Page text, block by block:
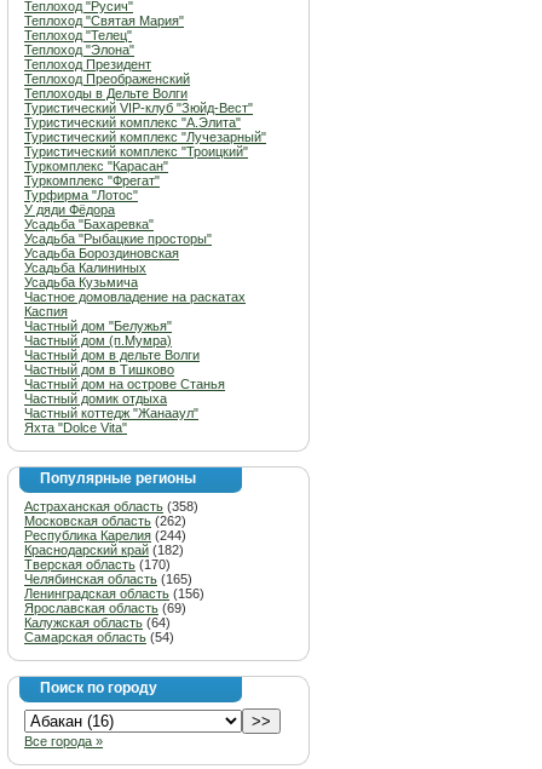
Теплоход "Русич"
Теплоход "Святая Мария"
Теплоход "Телец"
Теплоход "Элона"
Теплоход Президент
Теплоход Преображенский
Теплоходы в Дельте Волги
Туристический VIP-клуб "Зюйд-Вест"
Туристический комплекс "А.Элита"
Туристический комплекс "Лучезарный"
Туристический комплекс "Троицкий"
Туркомплекс "Карасан"
Туркомплекс "Фрегат"
Турфирма "Лотос"
У дяди Фёдора
Усадьба "Бахаревка"
Усадьба "Рыбацкие просторы"
Усадьба Бороздиновская
Усадьба Калининых
Усадьба Кузьмича
Частное домовладение на раскатах
Каспия
Частный дом "Белужья"
Частный дом (п.Мумра)
Частный дом в дельте Волги
Частный дом в Тишково
Частный дом на острове Станья
Частный домик отдыха
Частный коттедж "Жанааул"
Яхта "Dolce Vita"
Популярные регионы
Астраханская область (358)
Московская область (262)
Республика Карелия (244)
Краснодарский край (182)
Тверская область (170)
Челябинская область (165)
Ленинградская область (156)
Ярославская область (69)
Калужская область (64)
Самарская область (54)
Поиск по городу
Все города »